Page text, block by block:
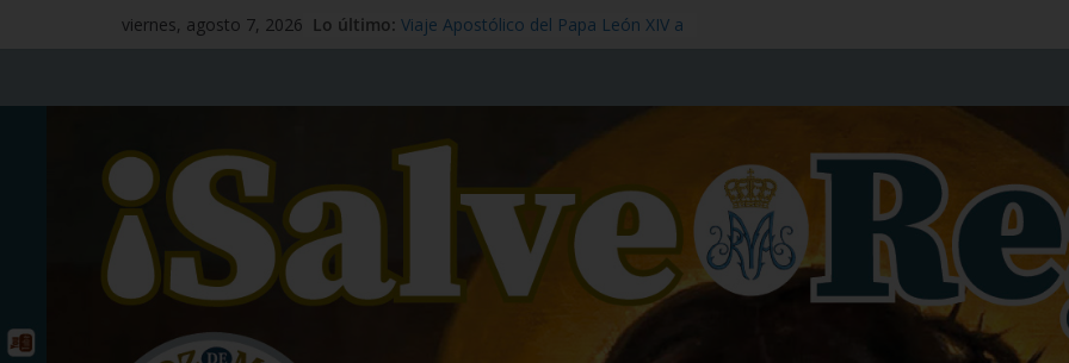
viernes, agosto 7, 2026 Lo último: Mensaje #97
Santo Tomás Apóstol – 3 de julio
San Benito abad – 11 de julio